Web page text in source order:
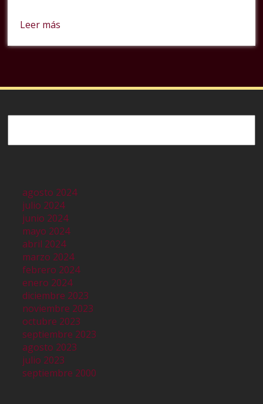
Leer más
agosto 2024
julio 2024
junio 2024
mayo 2024
abril 2024
marzo 2024
febrero 2024
enero 2024
diciembre 2023
noviembre 2023
octubre 2023
septiembre 2023
agosto 2023
julio 2023
septiembre 2000